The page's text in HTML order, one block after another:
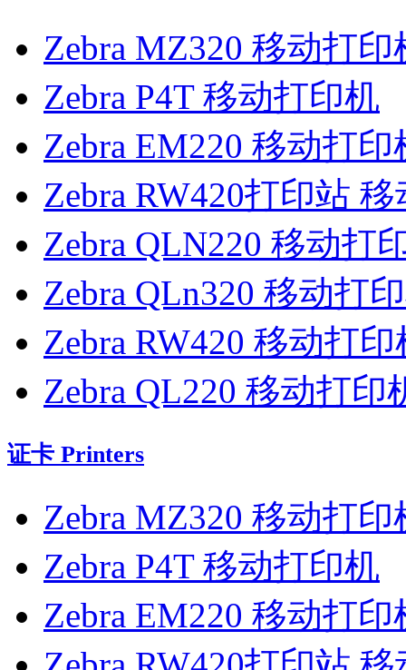
Zebra MZ320 移动打印
Zebra P4T 移动打印机
Zebra EM220 移动打印
Zebra RW420打印站
Zebra QLN220 移动打
Zebra QLn320 移动打
Zebra RW420 移动打印
Zebra QL220 移动打印
证卡 Printers
Zebra MZ320 移动打印
Zebra P4T 移动打印机
Zebra EM220 移动打印